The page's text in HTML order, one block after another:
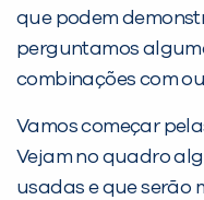
que podem
perguntamos
combinações com
Vamos começar
Vejam no quadro
usadas e que serão
PEÇA UMA